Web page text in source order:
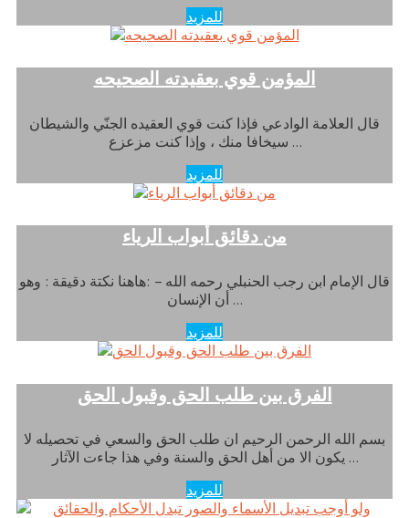
للمزيد
المؤمن قوي بعقيدته الصحيحه
قال العلامة الوادعي فإذا كنت قوي العقيده الجنّي والشيطان
سيخافا منك ، وإذا كنت مزعزع …
للمزيد
من دقائق أبواب الرياء
قال الإمام ابن رجب الحنبلي رحمه الله – :هاهنا نكتة دقيقة : وهو
أن الإنسان …
للمزيد
الفرق بين طلب الحق وقبول الحق
بسم الله الرحمن الرحيم ان طلب الحق والسعي في تحصيله لا
يكون الا من أهل الحق والسنة وفي هذا جاءت الآثار …
للمزيد